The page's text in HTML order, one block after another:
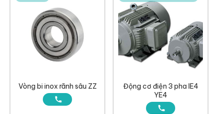
Vòng bi inox rãnh sâu ZZ
Động cơ điện 3 pha IE4
YE4